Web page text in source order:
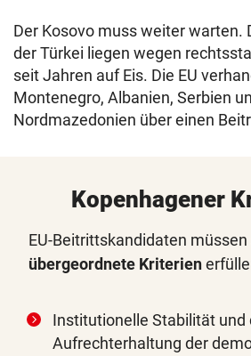
Der Kosovo muss weiter warten.
der Türkei liegen wegen
seit Jahren auf Eis. Die EU
Montenegro, Albanien, Serbien
Nordmazedonien über einen
Kopenhagener
EU-Beitrittskandidaten müssen
übergeordnete Kriterien
Institutionelle Stabilität und
Aufrechterhaltung der